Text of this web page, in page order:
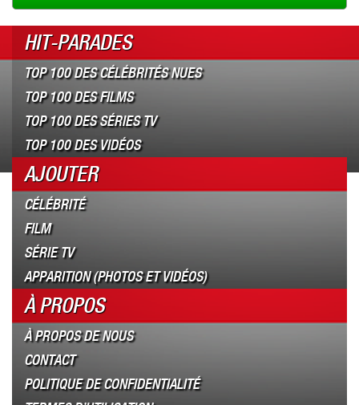
HIT-PARADES
TOP 100 DES CÉLÉBRITÉS NUES
TOP 100 DES FILMS
TOP 100 DES SÉRIES TV
TOP 100 DES VIDÉOS
AJOUTER
CÉLÉBRITÉ
FILM
SÉRIE TV
APPARITION (PHOTOS ET VIDÉOS)
À PROPOS
À PROPOS DE NOUS
CONTACT
POLITIQUE DE CONFIDENTIALITÉ